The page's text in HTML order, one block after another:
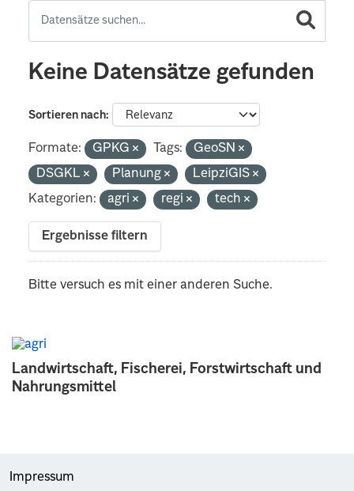
Landwirtschaft, Fischerei, Forstwirtschaft und
Nahrungsmittel
Keine Datensätze gefunden
Sortieren nach
Formate: GPKG Tags:
GeoSN
DSGKL
Planung
LeipziGIS
Kategorien:
agri regi tech
Ergebnisse filtern
Bitte versuch es mit einer anderen Suche.
Impressum